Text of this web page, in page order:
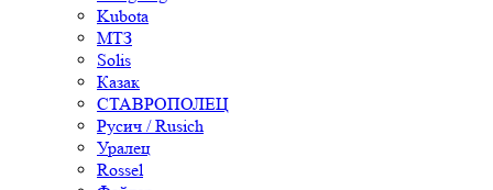
Kubota
МТЗ
Solis
Казак
СТАВРОПОЛЕЦ
Русич / Rusich
Уралец
Rossel